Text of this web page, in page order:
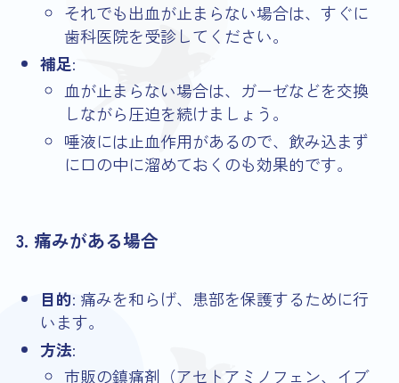
それでも出血が止まらない場合は、すぐに
歯科医院を受診してください。
補足:
血が止まらない場合は、ガーゼなどを交換
しながら圧迫を続けましょう。
唾液には止血作用があるので、飲み込まず
に口の中に溜めておくのも効果的です。
3. 痛みがある場合
目的: 痛みを和らげ、患部を保護するために行
います。
方法:
市販の鎮痛剤（アセトアミノフェン、イブ